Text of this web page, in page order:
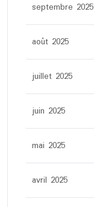
septembre 2025
août 2025
juillet 2025
juin 2025
mai 2025
avril 2025